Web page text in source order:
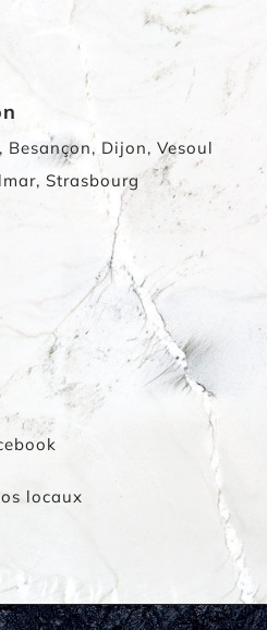
Besançon, Dijon, Vesoul
Strasbourg
locaux